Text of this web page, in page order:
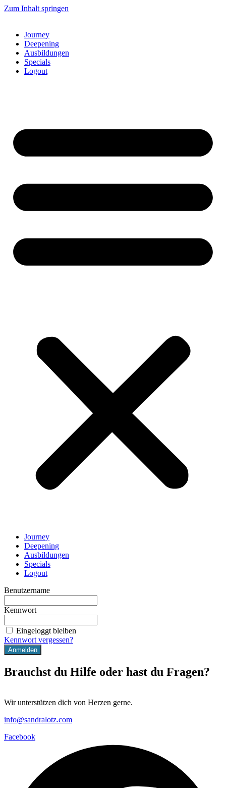
Zum Inhalt springen
Journey
Deepening
Ausbildungen
Specials
Logout
Journey
Deepening
Ausbildungen
Specials
Logout
Benutzername
Kennwort
Eingeloggt bleiben
Kennwort vergessen?
Brauchst du Hilfe oder hast du Fragen?
Wir unterstützen dich von Herzen gerne.
info@sandralotz.com
Facebook